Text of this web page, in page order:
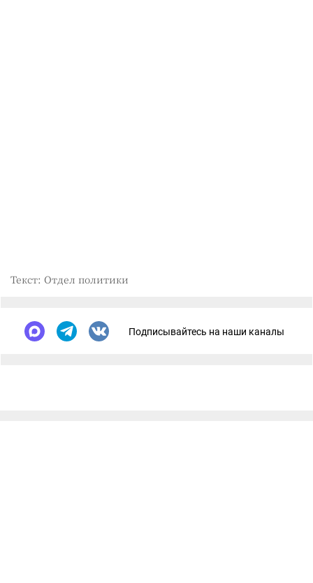
Текст: Отдел политики
Подписывайтесь на наши каналы